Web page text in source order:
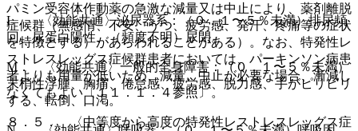
パミン受容体作動薬の急激な減量又は中止により、薬剤離脱
症候群（無感情、不安、うつ、疲労感、発汗、疼痛等の症状
を特徴とする）があらわれることがある）。なお、特発性レ
ストレスレッグス症候群患者においては、パーキンソン病患
者よりも用量が低いため、減量、中止が必要な場合、漸減し
なくてもよい〔１１．１．４参照〕。
８．５． 〈中等度から高度の特発性レストレスレッグス症
L． 〈効能共通〉泌尿器系：（０．１〜５％未満）排尿頻
回、尿蛋白陽性、（頻度不明）尿閉。
M． 〈効能共通〉一般的全身障害：（０．１〜５％未満）
末梢性浮腫、胸痛、倦怠感、疲労感、脱力感、手がピリピリ
する、転倒、口渇。